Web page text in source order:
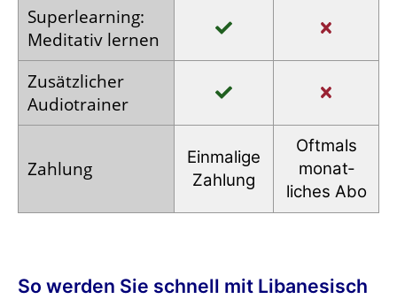
Super­learning:
Meditativ lernen
Zusätz­licher
Audio­trainer
Zahlung
Einmalige
Zahlung
Oftmals
monat­
liches Abo
So werden Sie schnell mit Libanesisch